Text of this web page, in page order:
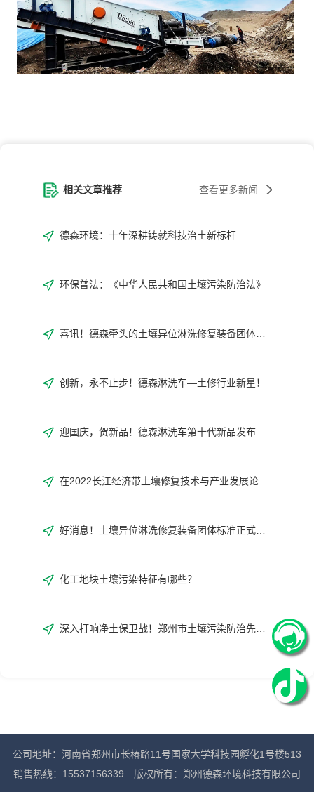
相关文章推荐 查看更多新闻
德森环境：十年深耕铸就科技治土新标杆
环保普法：《中华人民共和国土壤污染防治法》
创新，永不止步！德森淋洗车—土修行业新星！
化工地块土壤污染特征有哪些？
公司地址：河南省郑州市长椿路11号国家大学科技园孵化1号楼513
销售热线：15537156339 版权所有：郑州德森环境科技有限公司